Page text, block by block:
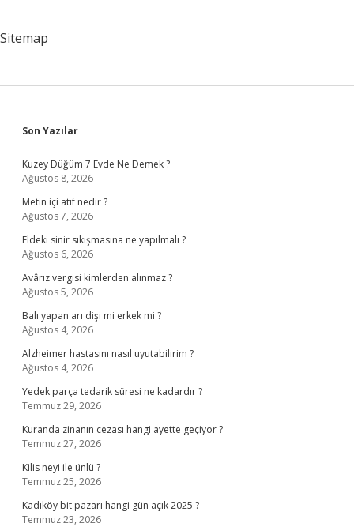
Sitemap
Sidebar
Son Yazılar
Kuzey Düğüm 7 Evde Ne Demek ?
Ağustos 8, 2026
Metin içi atıf nedir ?
Ağustos 7, 2026
Eldeki sinir sıkışmasına ne yapılmalı ?
Ağustos 6, 2026
Avârız vergisi kimlerden alınmaz ?
Ağustos 5, 2026
Balı yapan arı dişi mi erkek mi ?
Ağustos 4, 2026
Alzheimer hastasını nasıl uyutabilirim ?
Ağustos 4, 2026
Yedek parça tedarik süresi ne kadardır ?
Temmuz 29, 2026
Kuranda zinanın cezası hangi ayette geçiyor ?
Temmuz 27, 2026
Kilis neyi ile ünlü ?
Temmuz 25, 2026
Kadıköy bit pazarı hangi gün açık 2025 ?
Temmuz 23, 2026